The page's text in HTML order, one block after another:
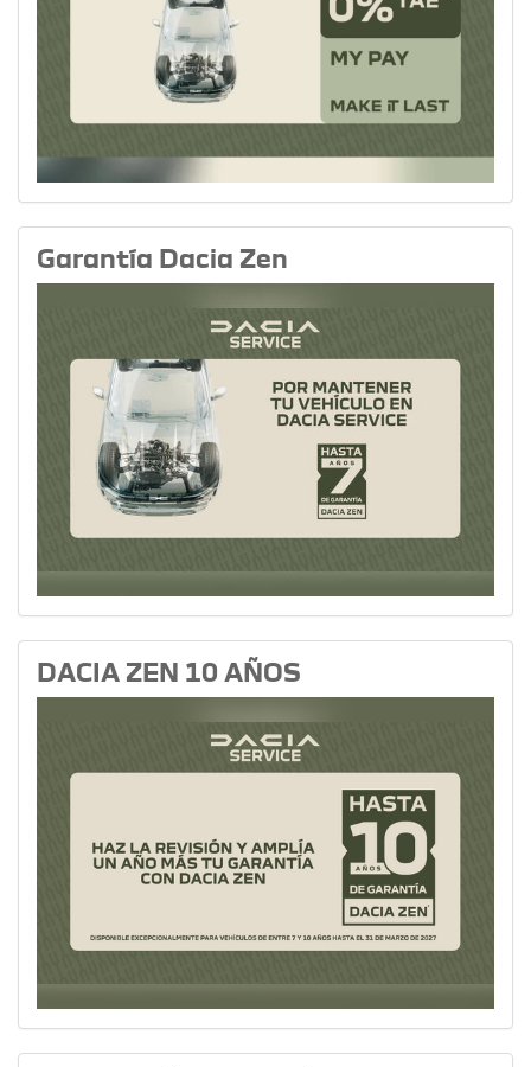
Garantía Dacia Zen
DACIA ZEN 10 AÑOS